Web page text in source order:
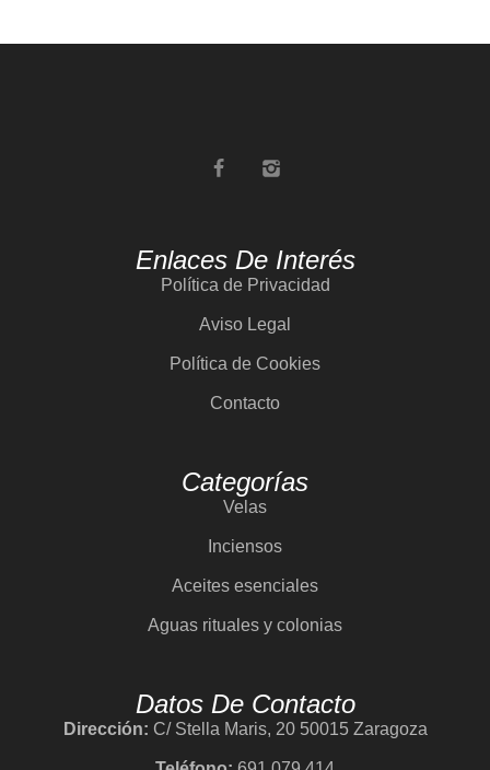
Enlaces De Interés
Política de Privacidad
Aviso Legal
Política de Cookies
Contacto
Categorías
Velas
Inciensos
Aceites esenciales
Aguas rituales y colonias
Datos De Contacto
Dirección: C/ Stella Maris, 20 50015 Zaragoza